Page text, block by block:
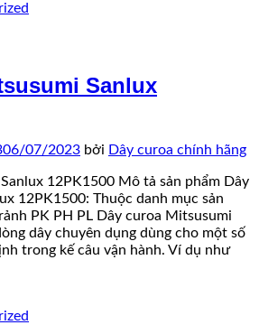
Sanlux
06/07/2023 bởi Dây curoa chính hãng
12PK1500 Mô tả sản phẩm Dây
12PK1500: Thuộc danh mục sản
PK PH PL Dây curoa Mitsusumi
dây chuyên dụng dùng cho một số
trong kế câu vận hành. Ví dụ như